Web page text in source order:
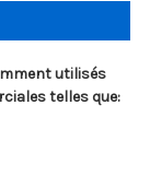
utilisés
telles que: